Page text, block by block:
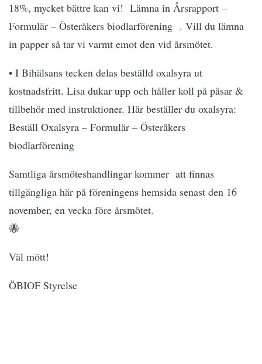
18%, mycket bättre kan vi! Lämna in Årsrapport –
Formulär – Österåkers biodlarförening . Vill du lämna
in papper så tar vi varmt emot den vid årsmötet.
• I Bihälsans tecken delas beställd oxalsyra ut
kostnadsfritt. Lisa dukar upp och håller koll på påsar &
tillbehör med instruktioner. Här beställer du oxalsyra:
Beställ Oxalsyra – Formulär – Österåkers
biodlarförening
Samtliga årsmöteshandlingar kommer att finnas
tillgängliga här på föreningens hemsida senast den 16
november, en vecka före årsmötet.
🐝
Väl mött!
ÖBIOF Styrelse